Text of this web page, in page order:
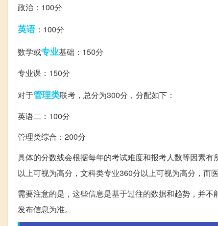
政治：100分
英语：100分
数学或专业基础：150分
专业课：150分
对于管理类联考，总分为300分，分配如下：
英语二：100分
管理类综合：200分
具体的分数线会根据每年的考试难度和报考人数等因素
以上可视为高分，文科类专业360分以上可视为高分，而
需要注意的是，这些信息是基于过往的数据和趋势，并
发布信息为准。